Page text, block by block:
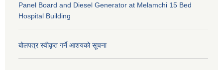
Panel Board and Diesel Generator at Melamchi 15 Bed
Hospital Building
बोलपत्र स्वीकृत गर्ने आशयको सूचना